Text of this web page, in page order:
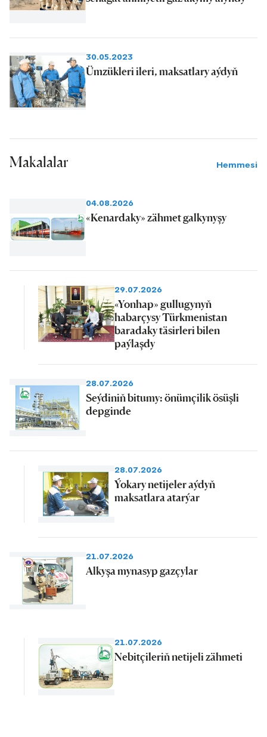
30.05.2023
Ümzükleri ileri, maksatlary aýdyň
Makalalar Hemmesi
04.08.2026
«Kenardaky» zähmet galkynyşy
29.07.2026
«Yonhap» gullugynyň
habarçysy Türkmenistan
baradaky täsirleri bilen
paýlaşdy
28.07.2026
Seýdiniň bitumy: önümçilik ösüşli
depginde
28.07.2026
Ýokary netijeler aýdyň
maksatlara atarýar
21.07.2026
Alkyşa mynasyp gazçylar
21.07.2026
Nebitçileriň netijeli zähmeti